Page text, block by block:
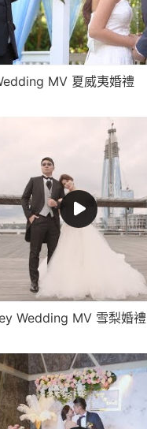
MV 夏威夷婚禮
Wedding MV 雪梨婚禮